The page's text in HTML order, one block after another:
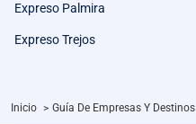
Expreso Palmira
Expreso Trejos
Inicio > Guía De Empresas Y Destinos